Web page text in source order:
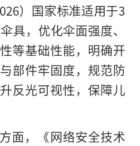
）国家标准适用于3
具，优化伞面强度、
等基础性能，明确开
部件牢固度，规范防
反光可视性，保障儿
面，《网络安全技术